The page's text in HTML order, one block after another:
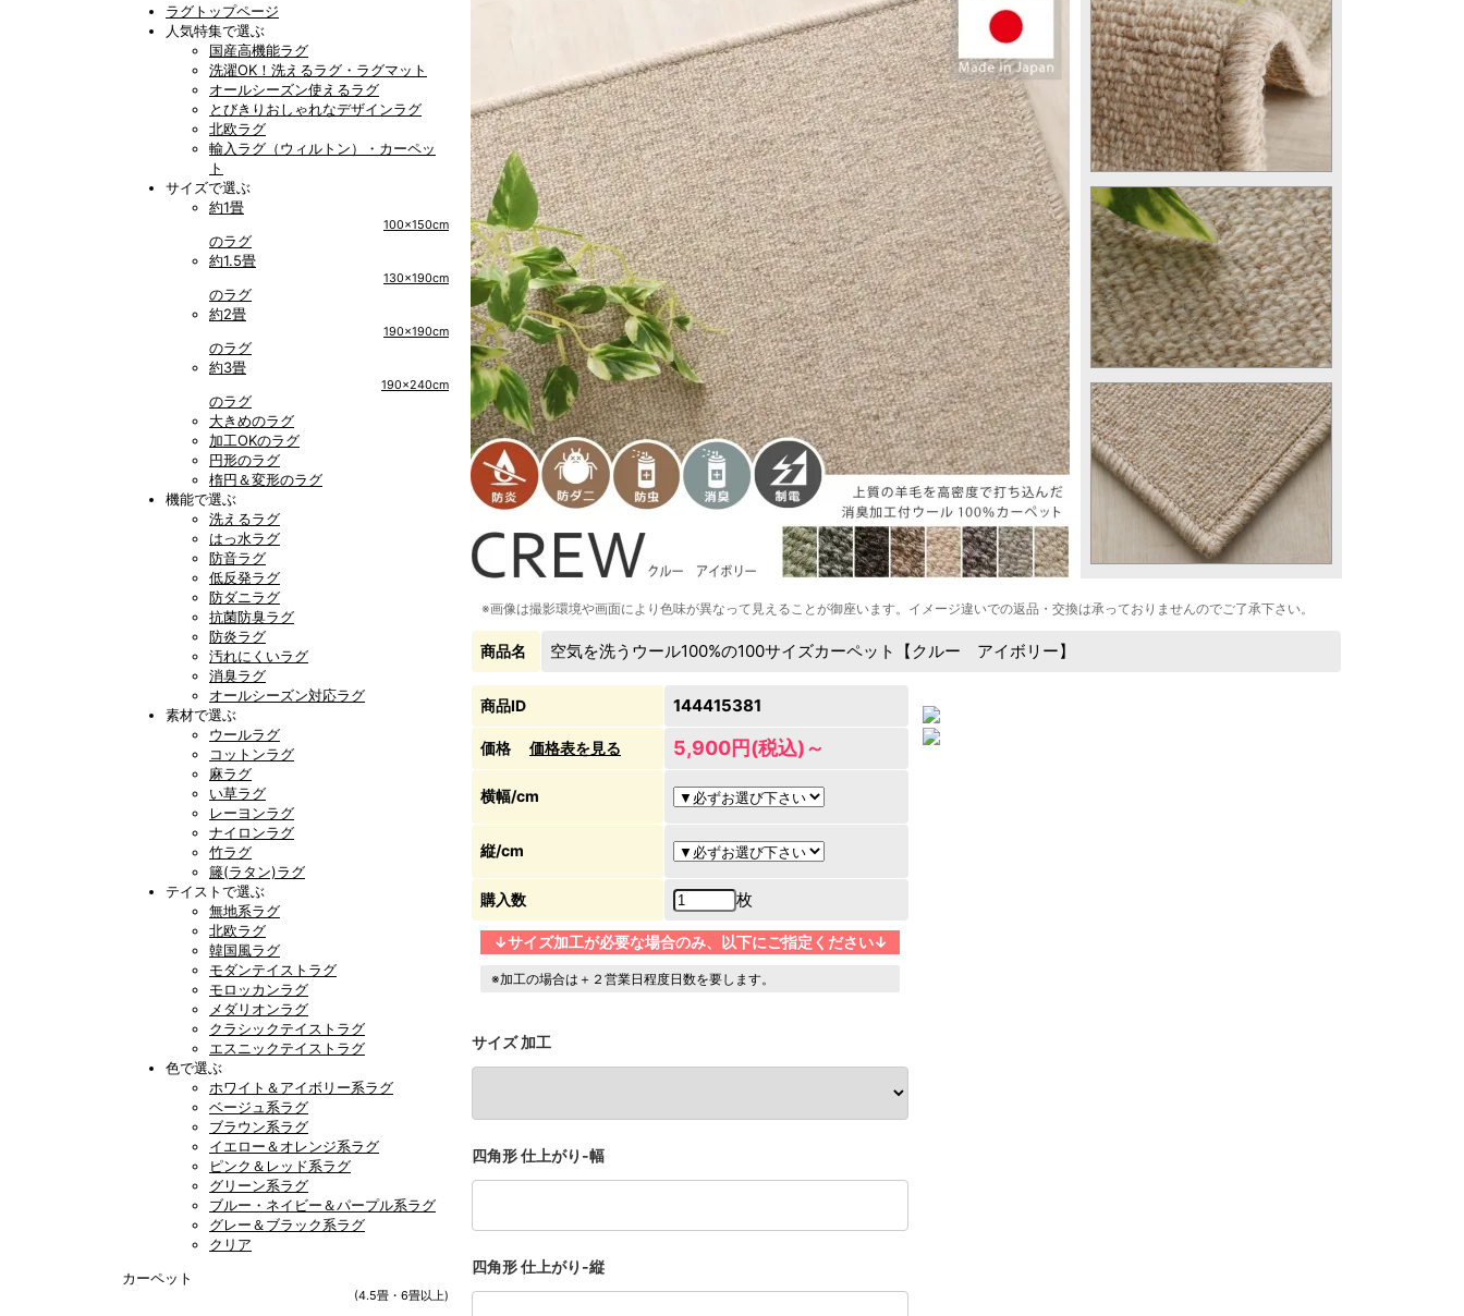
ラグトップページ
人気特集で選ぶ
国産高機能ラグ
洗濯OK！洗えるラグ・ラグマット
オールシーズン使えるラグ
とびきりおしゃれなデザインラグ
北欧ラグ
輸入ラグ（ウィルトン）・カーペッ
ト
サイズで選ぶ
約1畳
100x150cm
のラグ
約1.5畳
130x190cm
のラグ
約2畳
190x190cm
のラグ
約3畳
190x240cm
のラグ
大きめのラグ
加工OKのラグ
円形のラグ
楕円＆変形のラグ
機能で選ぶ
洗えるラグ
はっ水ラグ
防音ラグ
低反発ラグ
防ダニラグ
抗菌防臭ラグ
防炎ラグ
汚れにくいラグ
消臭ラグ
オールシーズン対応ラグ
素材で選ぶ
ウールラグ
コットンラグ
麻ラグ
い草ラグ
レーヨンラグ
ナイロンラグ
竹ラグ
籐(ラタン)ラグ
テイストで選ぶ
無地系ラグ
北欧ラグ
韓国風ラグ
モダンテイストラグ
モロッカンラグ
メダリオンラグ
クラシックテイストラグ
エスニックテイストラグ
色で選ぶ
ホワイト＆アイボリー系ラグ
ベージュ系ラグ
ブラウン系ラグ
イエロー＆オレンジ系ラグ
ピンク＆レッド系ラグ
グリーン系ラグ
ブルー・ネイビー＆パープル系ラグ
グレー＆ブラック系ラグ
クリア
カーペット
(4.5畳・6畳以上)
※画像は撮影環境や画面により色味が異なって見えることが御座います。イメージ違いでの返品・交換は承っておりませんのでご了承下さい。
商品名 空気を洗うウール100%の100サイズカーペット【クルー アイボリー】
商品ID 144415381
価格 価格表を見る 5,900円(税込)～
横幅/cm
縦/cm
購入数 枚
↓サイズ加工が必要な場合のみ、以下にご指定ください↓
※加工の場合は＋２営業日程度日数を要します。
サイズ 加工
四角形 仕上がり-幅
四角形 仕上がり-縦